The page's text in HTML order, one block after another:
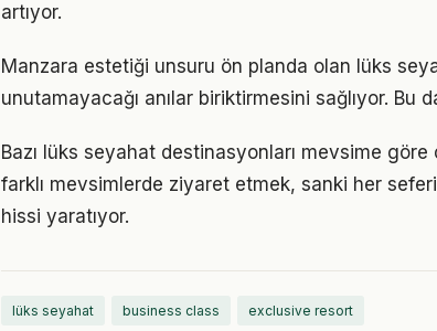
artıyor.
Manzara estetiği unsuru ön planda olan lüks
unutamayacağı anılar biriktirmesini sağlıyor.
Bazı lüks seyahat destinasyonları mevsime
farklı mevsimlerde ziyaret etmek, sanki her
hissi yaratıyor.
lüks seyahat business class exclusive resort